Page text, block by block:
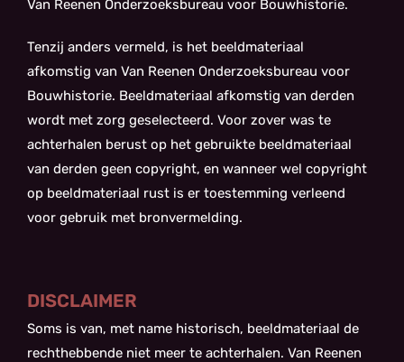
Van Reenen Onderzoeksbureau voor Bouwhistorie.
Tenzij anders vermeld, is het beeldmateriaal
afkomstig van Van Reenen Onderzoeksbureau voor
Bouwhistorie. Beeldmateriaal afkomstig van derden
wordt met zorg geselecteerd. Voor zover was te
achterhalen berust op het gebruikte beeldmateriaal
van derden geen copyright, en wanneer wel copyright
op beeldmateriaal rust is er toestemming verleend
voor gebruik met bronvermelding.
DISCLAIMER
Soms is van, met name historisch, beeldmateriaal de
rechthebbende niet meer te achterhalen. Van Reenen